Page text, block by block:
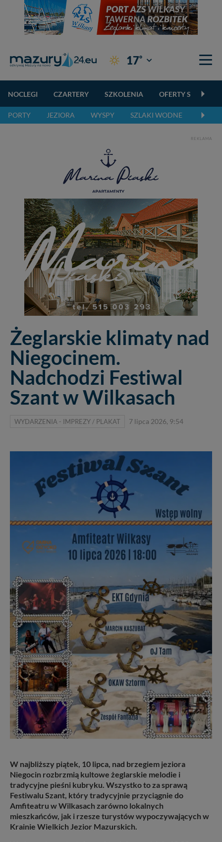
17° Giżycko
NOCLEGI CZARTERY SZKOLENIA OFERTY
PORTY JEZIORA WYSPY SZLAKI WODNE
REKLAMA
Żeglarskie klimaty nad
Niegocinem.
Nadchodzi Festiwal
Szant w Wilkasach
WYDARZENIA - IMPREZY / PLAKAT 7 lipca 2026, 9:54
W najbliższy piątek, 10 lipca, nad brzegiem jeziora
Niegocin rozbrzmią kultowe żeglarskie melodie i
tradycyjne pieśni kubryku. Wszystko to za sprawą
Festiwalu Szant, który tradycyjnie przyciągnie do
Amfiteatru w Wilkasach zarówno lokalnych
mieszkańców, jak i rzesze turystów wypoczywających w
Krainie Wielkich Jezior Mazurskich.